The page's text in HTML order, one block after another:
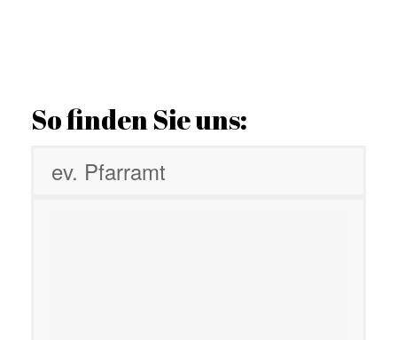
So finden Sie uns:
ev. Pfarramt